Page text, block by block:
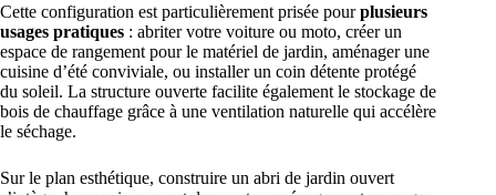
Cette configuration est particulièrement prisée pourplusieurs
usages pratiques : abriter votre voiture ou moto, créer un
espace de rangement pour le matériel de jardin, aménager une
cuisine d’été conviviale, ou installer un coin détente protégé
du soleil. La structure ouverte facilite également le stockage de
bois de chauffage grâce à une ventilation naturelle qui accélère
le séchage.
Sur le plan esthétique, construire un abri de jardin ouvert